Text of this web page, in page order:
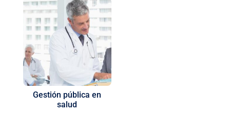
Gestión pública en
salud